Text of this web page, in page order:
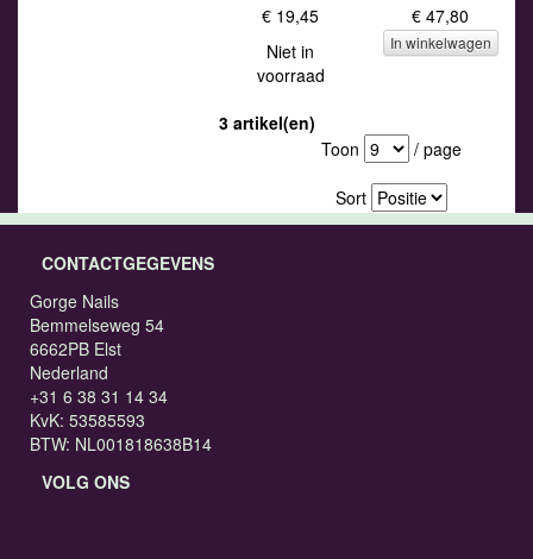
€ 19,45
Niet in
voorraad
€ 47,80
In winkelwagen
3 artikel(en)
Toon
/ page
Sort
CONTACTGEGEVENS
Gorge Nails
Bemmelseweg 54
6662PB Elst
Nederland
+31 6 38 31 14 34
KvK: 53585593
BTW: NL001818638B14
VOLG ONS